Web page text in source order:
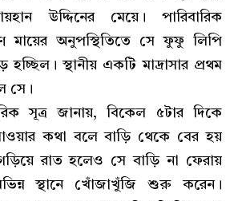
উদ্দিনের মেয়ে। পারিবারিক
মায়ের অনুপস্থিতিতে সে ফুফু লিপি
স্থানীয় একটি মাদ্রাসার প্রথম
সে।
সূত্র জানায়, বিকেল ৫টার দিকে
কথা বলে বাড়ি থেকে বের হয়
গড়িয়ে রাত হলেও সে বাড়ি না ফেরায়
স্থানে খোঁজাখুঁজি শুরু করেন।